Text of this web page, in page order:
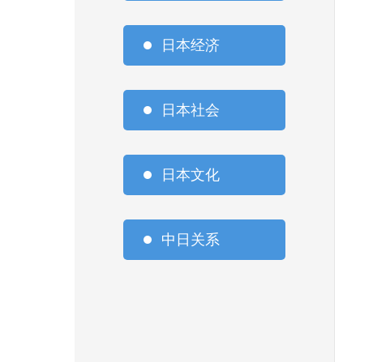
日本经济
日本社会
日本文化
中日关系